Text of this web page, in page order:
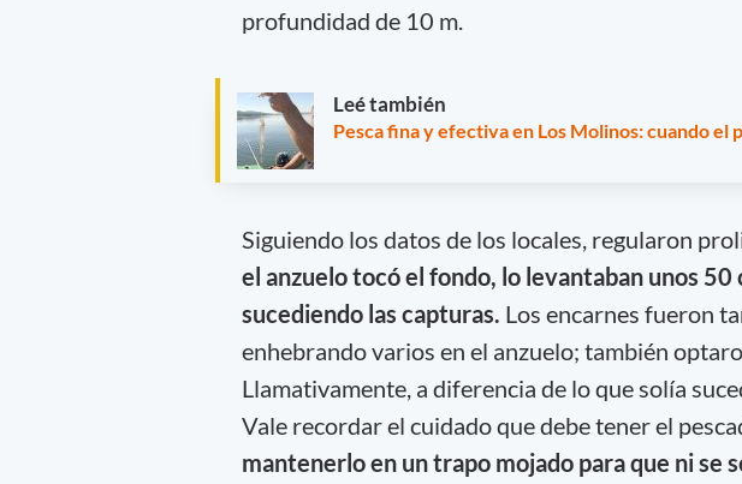
profundidad de 10 m.
Leé también
Pesca fina y efectiva en Los Molinos: cuando el
Siguiendo los datos de los locales, regularon
el anzuelo tocó el fondo, lo levantaban unos 50
sucediendo las capturas. Los encarnes fueron
enhebrando varios en el anzuelo; también
Llamativamente, a diferencia de lo que solía
Vale recordar el cuidado que debe tener el
mantenerlo en un trapo mojado para que ni se